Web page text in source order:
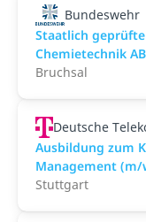
Bundeswehr
Staatlich
Chemietechnik
Bruchsal
Deutsche
Ausbildung zum
Management
Stuttgart